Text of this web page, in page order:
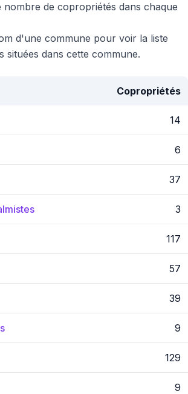
nombre de copropriétés dans chaque
d'une commune pour voir la liste
situées dans cette commune.
Copropriétés
14
6
37
3
117
57
39
9
129
9